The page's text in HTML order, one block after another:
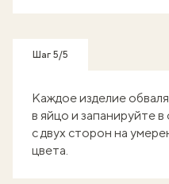
Шаг 5/5
Каждое изделие
в яйцо и запанируйте
с двух сторон на
цвета.